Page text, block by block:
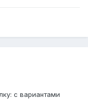
с вариантами